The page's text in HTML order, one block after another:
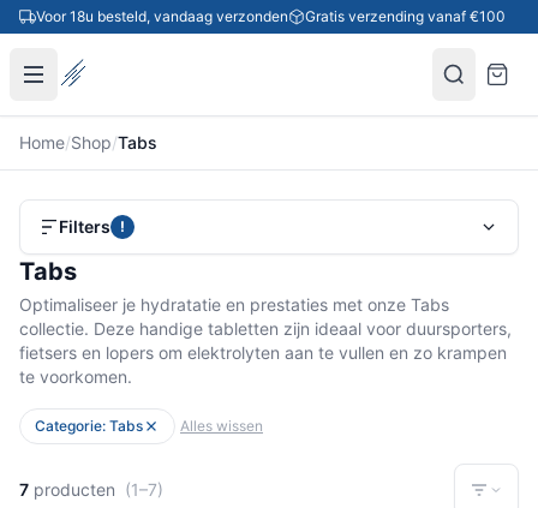
Ga naar inhoud
Voor 18u besteld, vandaag verzonden Gratis verzending vanaf €100
Home/Shop/Tabs
Filters !
Tabs
Optimaliseer je hydratatie en prestaties met onze Tabs
collectie. Deze handige tabletten zijn ideaal voor duursporters,
fietsers en lopers om elektrolyten aan te vullen en zo krampen
te voorkomen.
Categorie: Tabs Alles wissen
7 producten (1–7)